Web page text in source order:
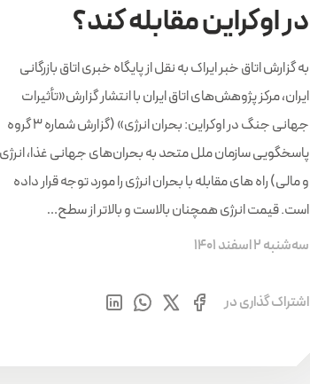
در اوکراین مقابله کند؟
به گزارش اتاق خبر ایراک به نقل از پایگاه خبری اتاق بازرگانی
ایران، مرکز پژوهش‌­های اتاق ایران با انتشار گزارش«تأثیرات
جهانی جنگ در اوکراین: بحران انرژی» (گزارش شماره 3 گروه
پاسخگویی سازمان ملل متحد به بحران‌های جهانی غذا، انرژی
و مالی) راه های مقابله با بحران انرژی را مورد توجه قرار داده
است. قیمت انرژی همچنان بالاست و بالاتر از سطح…
سه‌شنبه 2 اسفند 1401
اشتراک گذاری در